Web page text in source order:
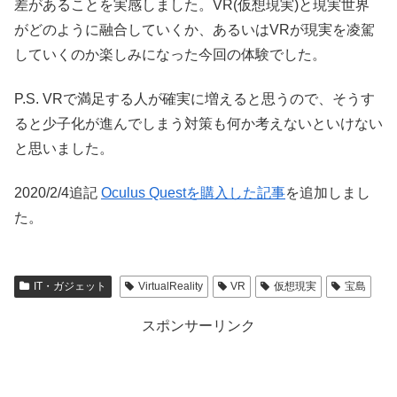
差があることを実感しました。VR(仮想現実)と現実世界
がどのように融合していくか、あるいはVRが現実を凌駕
していくのか楽しみになった今回の体験でした。
P.S. VRで満足する人が確実に増えると思うので、そうす
ると少子化が進んでしまう対策も何か考えないといけない
と思いました。
2020/2/4追記 Oculus Questを購入した記事を追加しまし
た。
IT・ガジェット VirtualReality VR 仮想現実 宝島
スポンサーリンク